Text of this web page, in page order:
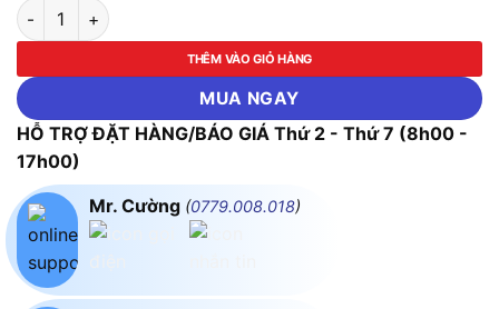
Đồng Hồ Đo Pro'skit MT-1280 AC True RMS số lượng
THÊM VÀO GIỎ HÀNG
MUA NGAY
HỖ TRỢ ĐẶT HÀNG/BÁO GIÁ Thứ 2 - Thứ 7 (8h00 -
17h00)
Mr. Cường (0779.008.018)